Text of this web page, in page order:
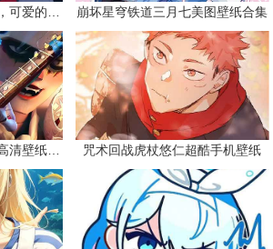
原神希格雯同人本子图，可爱的双马尾 崩坏星穹铁道三月七美图壁纸合集
网易《遗忘之海》游戏高清壁纸精选 咒术回战虎杖悠仁超酷手机壁纸